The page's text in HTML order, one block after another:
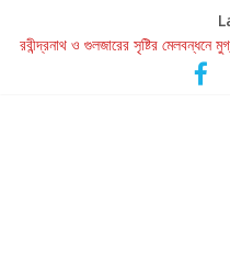
রবীন্দ্রনাথ ও গুলজারের সৃষ্টির মেলবন্ধনে
কলের গান থেকে রীলস্ — বাঙালির গান
জগন্নাথমঙ্গলম্ — বাংলায় প্রথমবার মঞ্চে